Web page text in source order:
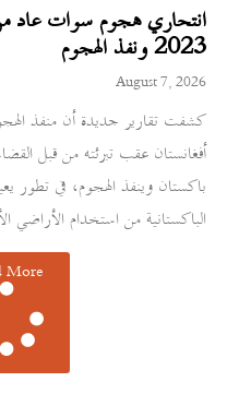
انتحاري هجوم سوات عاد من
2023 ونفذ الهجوم
August 7, 2026
كشفت تقارير جديدة أن منفذ
باكستان وينفذ الهجوم، في تطور
الباكستانية من استخدام الأراضي
More